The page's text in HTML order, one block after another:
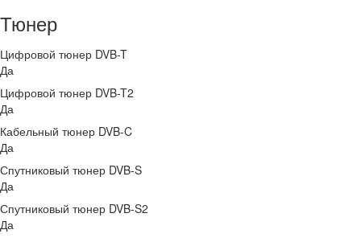
Тюнер
Цифровой тюнер DVB-T
Да
Цифровой тюнер DVB-T2
Да
Кабельный тюнер DVB-C
Да
Спутниковый тюнер DVB-S
Да
Спутниковый тюнер DVB-S2
Да